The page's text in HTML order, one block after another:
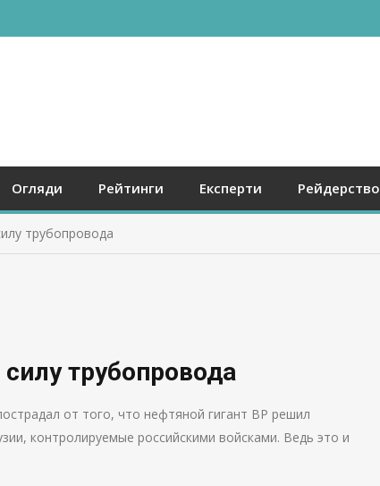
Огляди Рейтинги Експерти Рейдерство
трубопровода
трубопровода
от того, что нефтяной гигант ВР решил
контролируемые российскими войсками. Ведь это и